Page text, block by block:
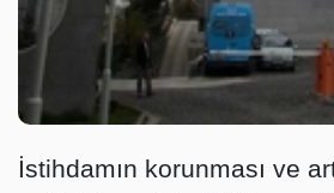
İstihdamın korunması ve